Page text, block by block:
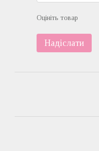
Оцініть товар
Надіслати